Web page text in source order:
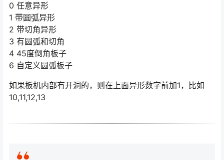
0 任意异形
1 带圆弧异形
2 带切角异形
3 有圆弧和切角
4 45度倒角板子
6 自定义圆弧板子
如果板机内部有开洞的，则在上面异形数字前加1，比如
10,11,12,13